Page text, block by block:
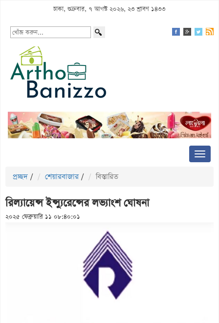
ঢাকা, শুক্রবার, ৭ আগস্ট ২০২৬, ২৩ শ্রাবণ ১৪৩৩
প্রচ্ছদ / শেয়ারবাজার / বিস্তারিত
রিল্যায়েন্স ইন্স্যুরেন্সের লভ্যাংশ ঘোষনা
২০২৫ ফেব্রুয়ারি ১১ ০৮:৪০:০১